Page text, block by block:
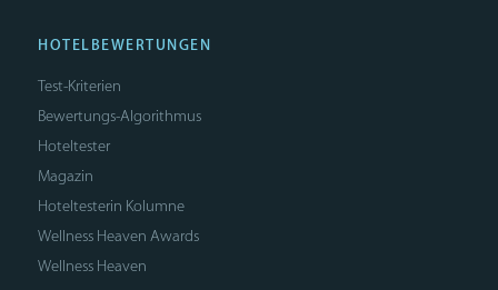
HOTELBEWERTUNGEN
Test-Kriterien
Bewertungs-Algorithmus
Hoteltester
Magazin
Hoteltesterin Kolumne
Wellness Heaven Awards
Wellness Heaven